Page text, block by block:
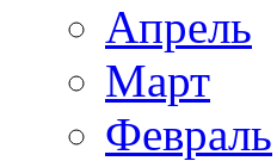
Апрель
Март
Февраль